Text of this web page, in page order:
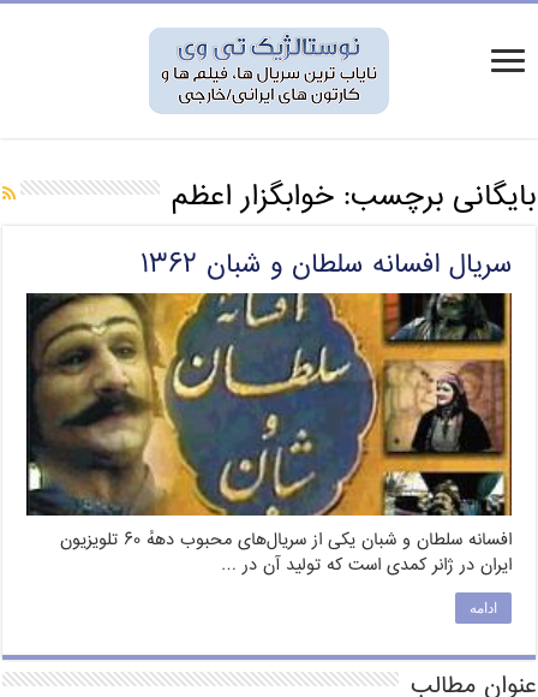
بایگانی برچسب:خوابگزار اعظم
سریال افسانه سلطان و شبان ۱۳۶۲
افسانه سلطان و شبان یکی از سریال‌های محبوب دههٔ ۶۰ تلویزیون
ایران در ژانر کمدی است که تولید آن در …
ادامه
عنوان مطالب